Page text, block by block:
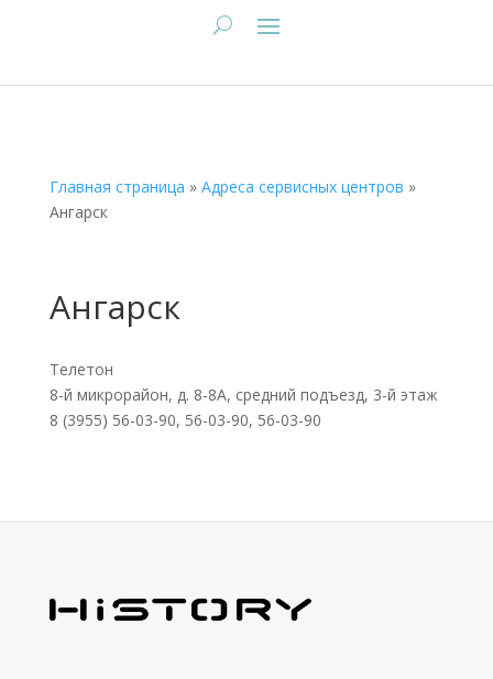
Главная страница » Адреса сервисных центров »
Ангарск
Ангарск
Телетон
8-й микрорайон, д. 8-8А, средний подъезд, 3-й этаж
8 (3955) 56-03-90, 56-03-90, 56-03-90